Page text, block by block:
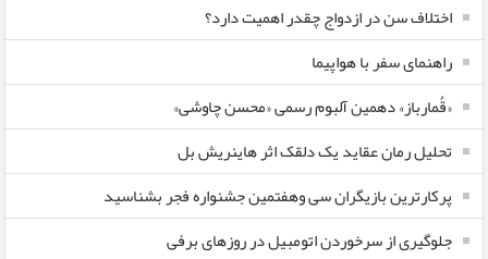
اختلاف سن در ازدواج چقدر اهمیت دارد؟
راهنمای سفر با هواپیما
«قُمارباز» دهمین آلبوم رسمی «محسن چاوشی»
تحلیل رمان عقاید یک دلقک اثر هاینریش بل
پرکارترین بازیگران سی وهفتمین جشنواره فجر بشناسید
جلوگیری از سرخوردن اتومبیل در روزهای برفی